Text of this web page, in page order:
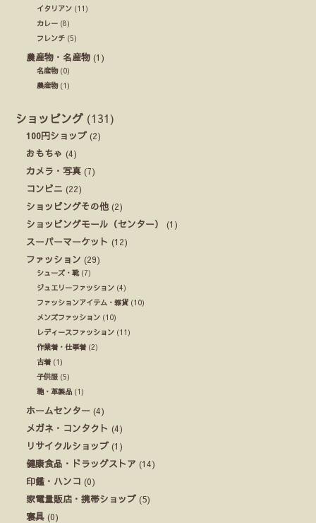
イタリアン (11)
カレー (8)
フレンチ (5)
農産物・名産物 (1)
名産物(0)
農産物(1)
ショッピング (131)
100円ショップ (2)
おもちゃ (4)
カメラ・写真 (7)
コンビニ (22)
ショッピングその他 (2)
ショッピングモール（センター）
(1)
スーパーマーケット (12)
ファッション (29)
シューズ・靴(7)
ジュエリーファッション (4)
ファッションアイテム・雑貨 (10)
メンズファッション (10)
レディースファッション (11)
作業着・仕事着 (2)
古着 (1)
子供服 (5)
鞄・革製品 (1)
ホームセンター (4)
メガネ・コンタクト (4)
リサイクルショップ (1)
健康食品・ドラッグストア (14)
印鑑・ハンコ (0)
家電量販店・携帯ショップ (5)
寝具 (0)